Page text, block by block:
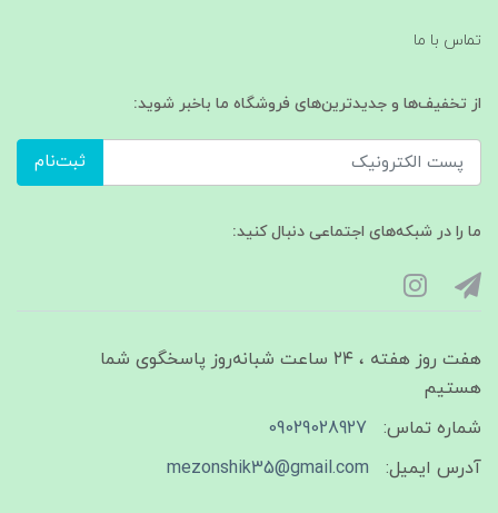
تماس با ما
از تخفیف‌ها و جدیدترین‌های فروشگاه ما باخبر شوید:
ثبت‌نام
ما را در شبکه‌های اجتماعی دنبال کنید:
هفت روز هفته ، ۲۴ ساعت شبانه‌روز پاسخگوی شما
هستیم
شماره تماس:
09029028927
آدرس ایمیل:
mezonshik35@gmail.com